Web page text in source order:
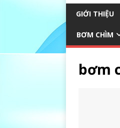
GIỚI THIỆU
BƠM CHÌM
bơm